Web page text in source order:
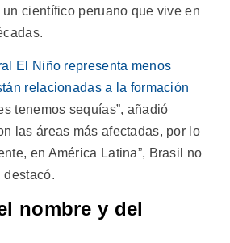
científico peruano que vive en
El Niño representa menos
relacionadas a la formación
tenemos sequías”, añadió
las áreas más afectadas, por lo
en América Latina”, Brasil no
destacó.
nombre y del